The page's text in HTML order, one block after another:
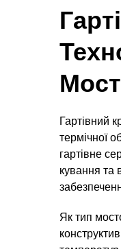
Гартівний
термічної
гартівне
кування та
Як тип